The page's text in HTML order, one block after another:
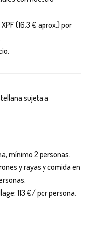
(16,3 € aprox.) por
sujeta a
mínimo 2 personas.
y rayas y comida en
113 €/ por persona,